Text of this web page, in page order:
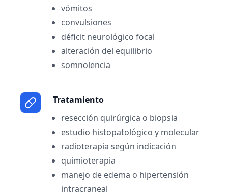
vómitos
convulsiones
déficit neurológico focal
alteración del equilibrio
somnolencia
Tratamiento
resección quirúrgica o biopsia
estudio histopatológico y molecular
radioterapia según indicación
quimioterapia
manejo de edema o hipertensión
intracraneal